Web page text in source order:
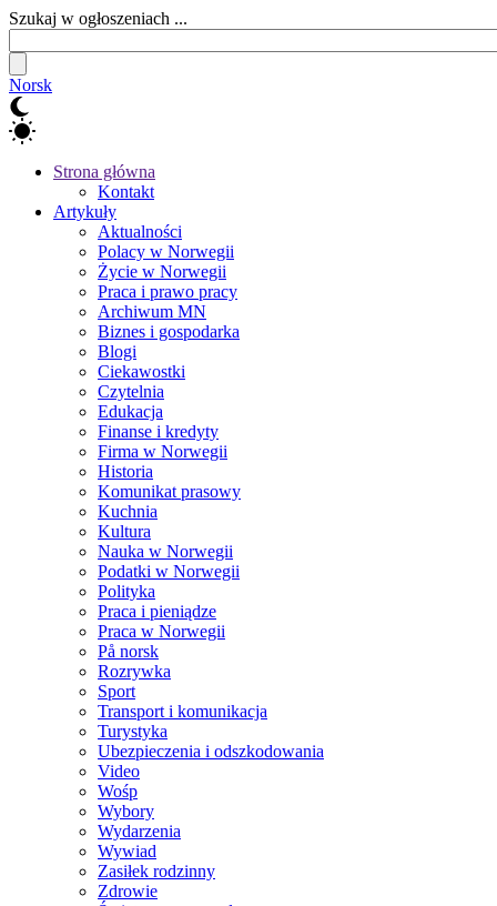
Szukaj w ogłoszeniach ...
Norsk
Strona główna
Kontakt
Artykuły
Aktualności
Polacy w Norwegii
Życie w Norwegii
Praca i prawo pracy
Archiwum MN
Biznes i gospodarka
Blogi
Ciekawostki
Czytelnia
Edukacja
Finanse i kredyty
Firma w Norwegii
Historia
Komunikat prasowy
Kuchnia
Kultura
Nauka w Norwegii
Podatki w Norwegii
Polityka
Praca i pieniądze
Praca w Norwegii
På norsk
Rozrywka
Sport
Transport i komunikacja
Turystyka
Ubezpieczenia i odszkodowania
Video
Wośp
Wybory
Wydarzenia
Wywiad
Zasiłek rodzinny
Zdrowie